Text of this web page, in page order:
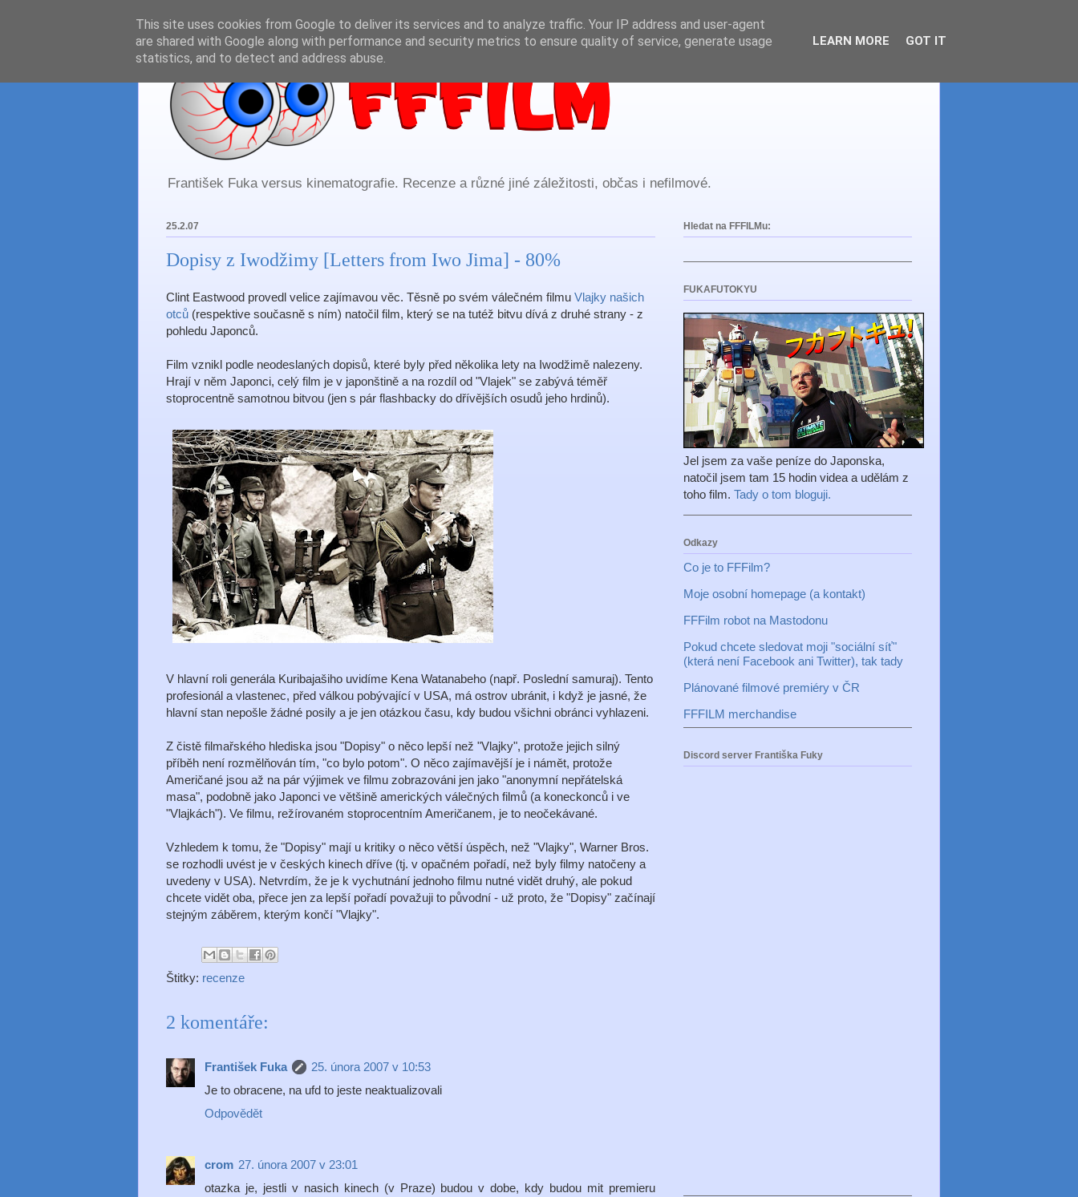
František Fuka versus kinematografie. Recenze a různé jiné záležitosti, občas i nefilmové.
25.2.07
Dopisy z Iwodžimy [Letters from Iwo Jima] - 80%
Clint Eastwood provedl velice zajímavou věc. Těsně po svém válečném filmu Vlajky našich
otců (respektive současně s ním) natočil film, který se na tutéž bitvu dívá z druhé strany - z
pohledu Japonců.
Film vznikl podle neodeslaných dopisů, které byly před několika lety na Iwodžimě nalezeny.
Hrají v něm Japonci, celý film je v japonštině a na rozdíl od "Vlajek" se zabývá téměř
stoprocentně samotnou bitvou (jen s pár flashbacky do dřívějších osudů jeho hrdinů).
V hlavní roli generála Kuribajašiho uvidíme Kena Watanabeho (např. Poslední samuraj). Tento
profesionál a vlastenec, před válkou pobývající v USA, má ostrov ubránit, i když je jasné, že
hlavní stan nepošle žádné posily a je jen otázkou času, kdy budou všichni obránci vyhlazeni.
Z čistě filmařského hlediska jsou "Dopisy" o něco lepší než "Vlajky", protože jejich silný
příběh není rozmělňován tím, "co bylo potom". O něco zajímavější je i námět, protože
Američané jsou až na pár výjimek ve filmu zobrazováni jen jako "anonymní nepřátelská
masa", podobně jako Japonci ve většině amerických válečných filmů (a koneckonců i ve
"Vlajkách"). Ve filmu, režírovaném stoprocentním Američanem, je to neočekávané.
Vzhledem k tomu, že "Dopisy" mají u kritiky o něco větší úspěch, než "Vlajky", Warner Bros.
se rozhodli uvést je v českých kinech dříve (tj. v opačném pořadí, než byly filmy natočeny a
uvedeny v USA). Netvrdím, že je k vychutnání jednoho filmu nutné vidět druhý, ale pokud
chcete vidět oba, přece jen za lepší pořadí považuji to původní - už proto, že "Dopisy" začínají
stejným záběrem, kterým končí "Vlajky".
Štitky: recenze
2 komentáře:
František Fuka
25. února 2007 v 10:53
Je to obracene, na ufd to jeste neaktualizovali
Odpovědět
crom 27. února 2007 v 23:01
otazka je, jestli v nasich kinech (v Praze) budou v dobe, kdy budou mit premieru
Hledat na FFFILMu:
FUKAFUTOKYU
Jel jsem za vaše peníze do Japonska,
natočil jsem tam 15 hodin videa a udělám z
toho film. Tady o tom bloguji.
Odkazy
Co je to FFFilm?
Moje osobní homepage (a kontakt)
FFFilm robot na Mastodonu
Pokud chcete sledovat moji "sociální síť"
(která není Facebook ani Twitter), tak tady
Plánované filmové premiéry v ČR
FFFILM merchandise
Discord server Františka Fuky
This site uses cookies from Google to deliver its services and to analyze traffic. Your IP address and user-agent
are shared with Google along with performance and security metrics to ensure quality of service, generate usage
statistics, and to detect and address abuse.
LEARN MORE GOT IT